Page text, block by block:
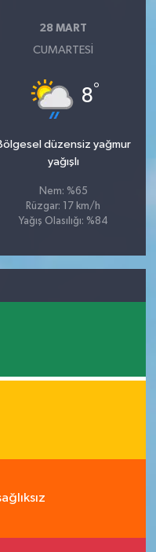
28 MART
CUMARTESI
8°
düzensiz yağmur
yağışlı
Nem: %65
Rüzgar: 17 km/h
Yağış Olasılığı: %84